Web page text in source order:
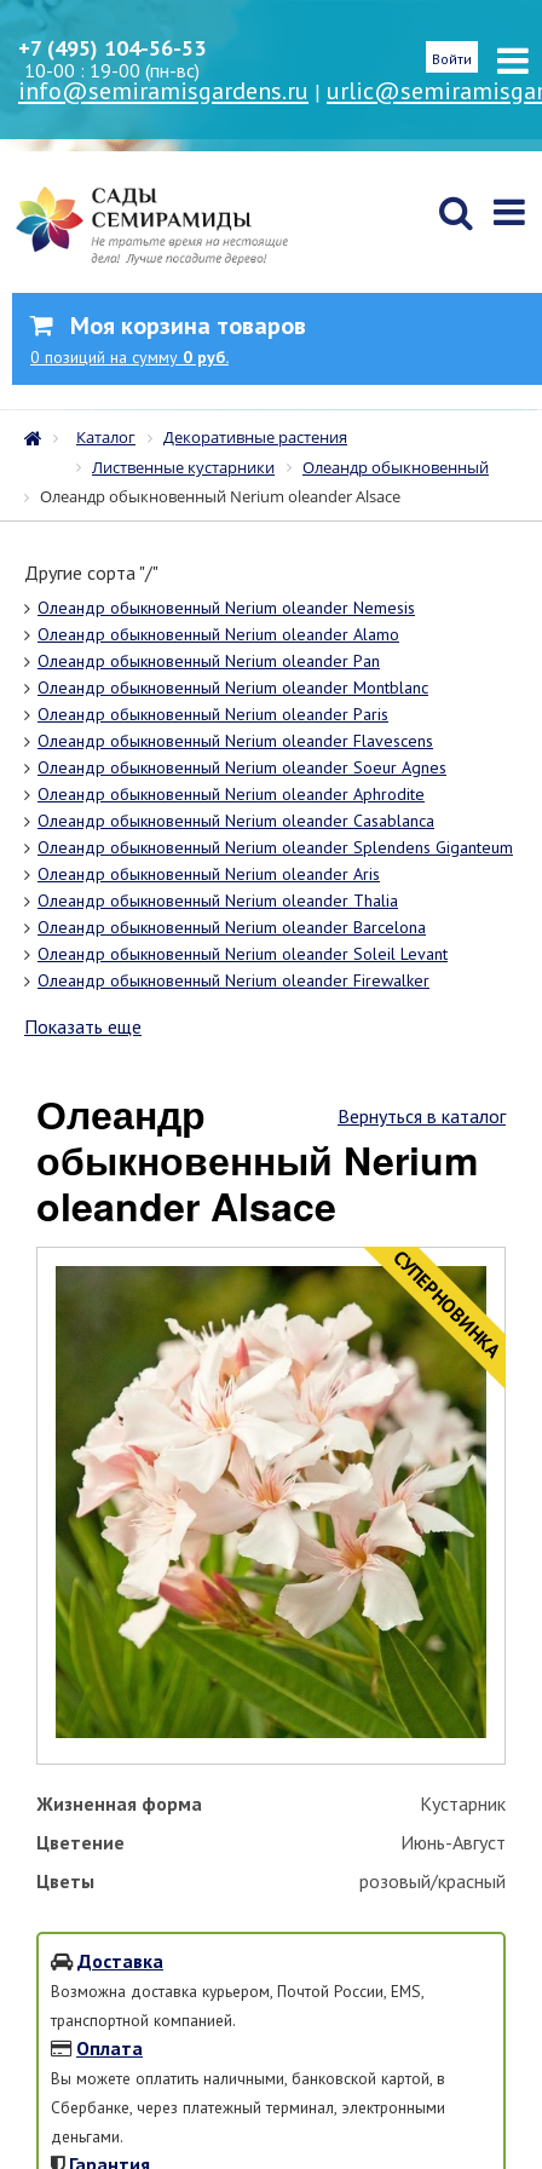
+7 (495) 104-56-53
10-00 : 19-00 (пн-вс)
info@semiramisgardens.ru |
Войти
Моя корзина товаров
0 позиций на сумму 0 руб.
Каталог
Декоративные растения
Лиственные кустарники
Олеандр обыкновенный
Олеандр обыкновенный Nerium oleander Alsace
Другие сорта "/"
Олеандр обыкновенный Nerium oleander Nemesis
Олеандр обыкновенный Nerium oleander Аlamo
Олеандр обыкновенный Nerium oleander Pan
Олеандр обыкновенный Nerium oleander Montblanc
Олеандр обыкновенный Nerium oleander Paris
Олеандр обыкновенный Nerium oleander Flavescens
Олеандр обыкновенный Nerium oleander Soeur Agnes
Олеандр обыкновенный Nerium oleander Aphrodite
Олеандр обыкновенный Nerium oleander Casablanca
Олеандр обыкновенный Nerium oleander Splendens Giganteum
Олеандр обыкновенный Nerium oleander Aris
Олеандр обыкновенный Nerium oleander Thalia
Олеандр обыкновенный Nerium oleander Barcelona
Олеандр обыкновенный Nerium oleander Soleil Levant
Олеандр обыкновенный Nerium oleander Firewalker
Показать еще
Вернуться в каталог
Олеандр
обыкновенный Nerium
oleander Alsace
CУПЕРНОВИНКА
Жизненная форма
Кустарник
Цветение
Июнь-Август
Цветы
розовый/красный
Доставка
Возможна доставка курьером, Почтой России, EMS,
транспортной компанией.
Оплата
Вы можете оплатить наличными, банковской картой, в
Сбербанке, через платежный терминал, электронными
деньгами.
Гарантия